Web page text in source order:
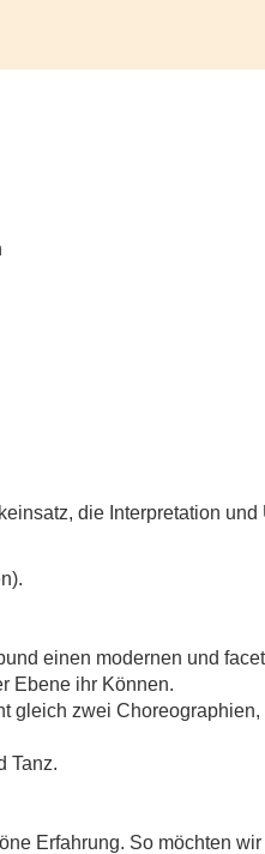
die Interpretation
einen modernen und
Ebene ihr Können.
gleich zwei
Tanz.
Erfahrung. So möchten